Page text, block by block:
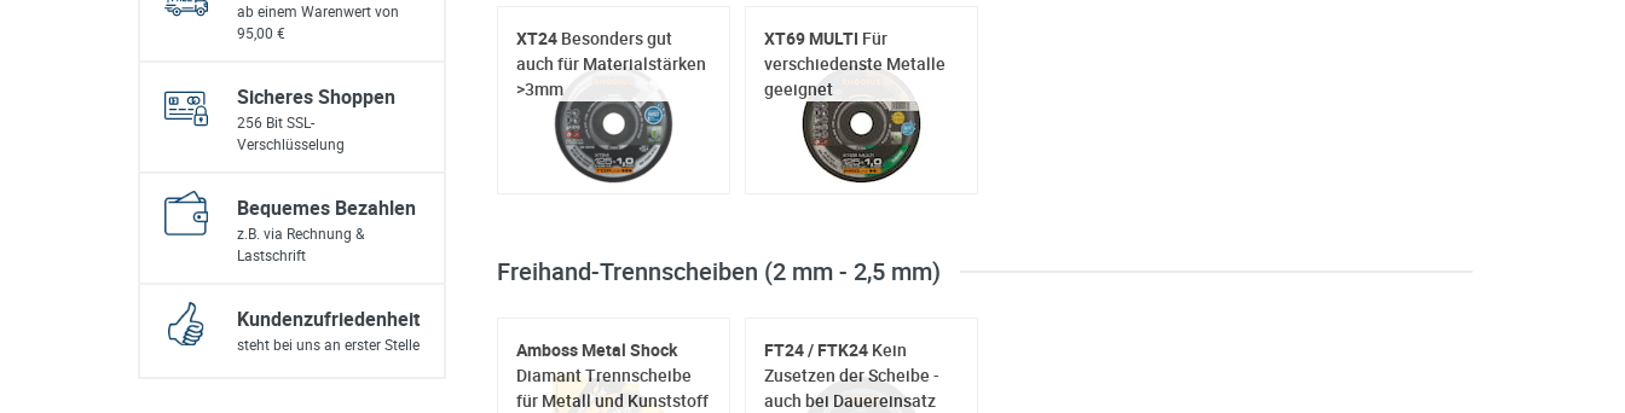
ab einem Warenwert von
95,00 €
Sicheres Shoppen
256 Bit SSL-
Verschlüsselung
Bequemes Bezahlen
z.B. via Rechnung &
Lastschrift
Kundenzufriedenheit
steht bei uns an erster Stelle
XT24 Besonders gut
auch für Materialstärken
>3mm
XT69 MULTI Für
verschiedenste Metalle
geeignet
Freihand-Trennscheiben (2 mm - 2,5 mm)
Amboss Metal Shock
Diamant Trennscheibe
für Metall und Kunststoff
FT24 / FTK24Kein
Zusetzen der Scheibe -
auch bei Dauereinsatz